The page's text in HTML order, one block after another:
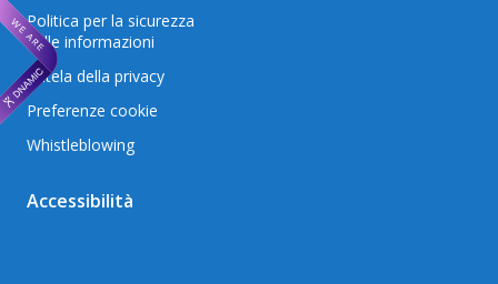
Politica per la sicurezza
delle informazioni
Tutela della privacy
Preferenze cookie
Whistleblowing
Accessibilità